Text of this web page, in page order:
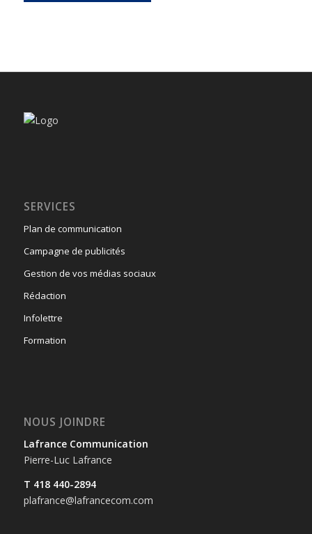
SERVICES
Plan de communication
Campagne de publicités
Gestion de vos médias sociaux
Rédaction
Infolettre
Formation
NOUS JOINDRE
Lafrance Communication
Pierre-Luc Lafrance
T 418 440-2894
plafrance@lafrancecom.com